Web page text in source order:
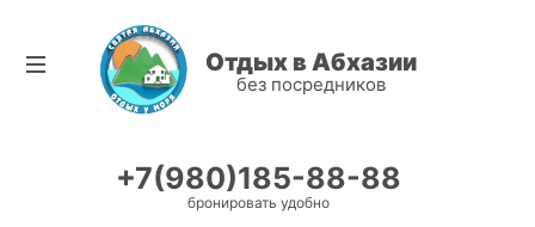
Отдых в Абхазии
без посредников
+7(980)185-88-88
бронировать удобно